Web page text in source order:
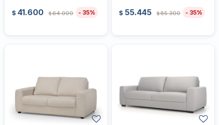
$ 41.600 $64.000 35 $ 55.445 $85.300 35